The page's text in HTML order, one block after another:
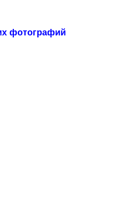
фотографий